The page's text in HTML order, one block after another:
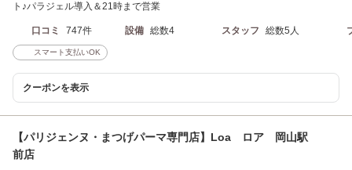
ト♪パラジェル導入＆21時まで営業
口コミ 747件 設備 総数4 スタッフ 総数5人
スマート支払いOK
クーポンを表示
【パリジェンヌ・まつげパーマ専門店】Loa ロア 岡山駅
前店